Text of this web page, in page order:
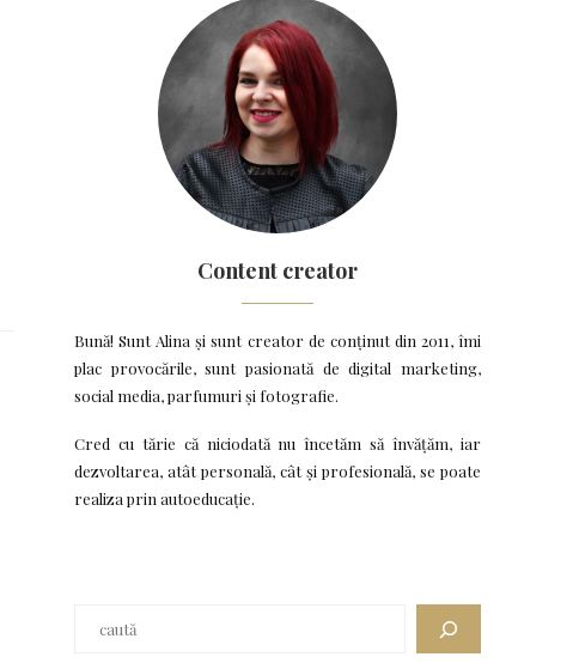
Content creator
Bună! Sunt Alina și sunt creator de conținut din 2011, îmi
plac provocările, sunt pasionată de digital marketing,
social media, parfumuri și fotografie.
Cred cu tărie că niciodată nu încetăm să învățăm, iar
dezvoltarea, atât personală, cât și profesională, se poate
realiza prin autoeducație.